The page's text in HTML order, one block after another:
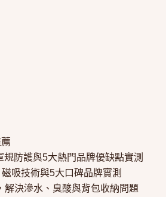
防護與5大熱門品牌優缺點實測
吸技術與5大口碑品牌實測
決滲水、臭酸與背包收納問題